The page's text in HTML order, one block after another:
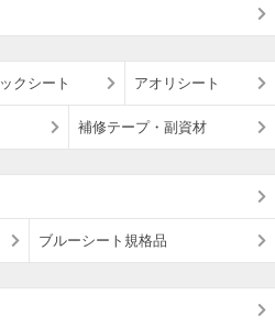
クシート アオリシート
補修テープ・副資材
ブルーシート規格品